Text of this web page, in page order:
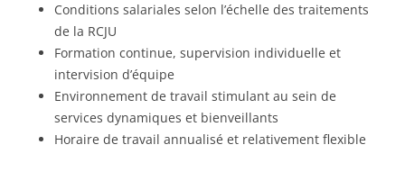
Conditions salariales selon l’échelle des traitements
de la RCJU
Formation continue, supervision individuelle et
intervision d’équipe
Environnement de travail stimulant au sein de
services dynamiques et bienveillants
Horaire de travail annualisé et relativement flexible